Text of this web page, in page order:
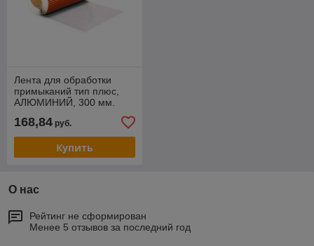
Лента для обработки
примыканий тип плюс,
АЛЮМИНИЙ, 300 мм.
168,84 руб.
Купить
О нас
Рейтинг не сформирован
Менее 5 отзывов за последний год